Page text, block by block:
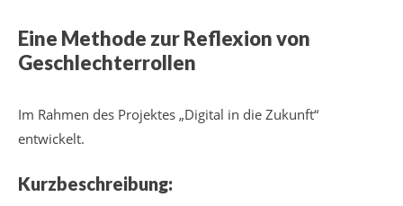
Eine Methode zur Reflexion von
Geschlechterrollen
Im Rahmen des Projektes „Digital in die Zukunft“
entwickelt.
Kurzbeschreibung: